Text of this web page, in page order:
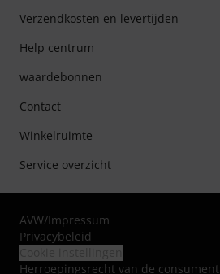
Verzendkosten en levertijden
Help centrum
waardebonnen
Contact
Winkelruimte
Service overzicht
AVW/Impressum
Privacybeleid
Herroepingsrecht van de consument